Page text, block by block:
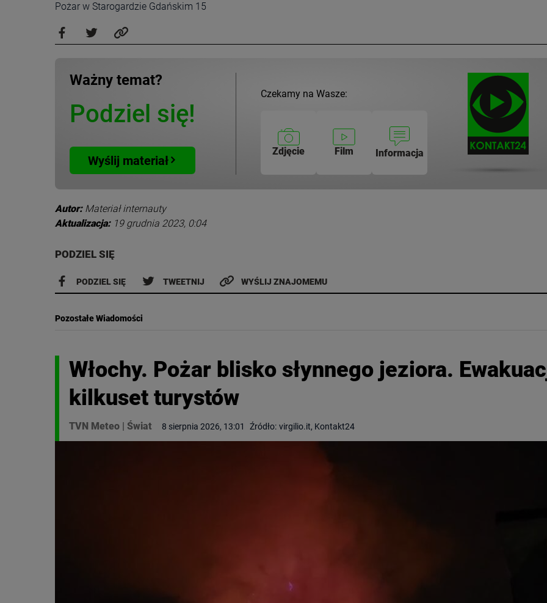
Pożar w Starogardzie Gdańskim 15
Ważny temat?
Podziel się!
Wyślij materiał
Czekamy na Wasze:
Zdjęcie Film Informacja
Autor: Materiał internauty
Aktualizacja: 19 grudnia 2023, 0:04
PODZIEL SIĘ
PODZIEL SIĘ TWEETNIJ WYŚLIJ ZNAJOMEMU
Pozostałe Wiadomości
Włochy. Pożar blisko słynnego jeziora.
kilkuset turystów
TVN Meteo | Świat 8 sierpnia 2026, 13:01 Źródło: virgilio.it, Kontakt24